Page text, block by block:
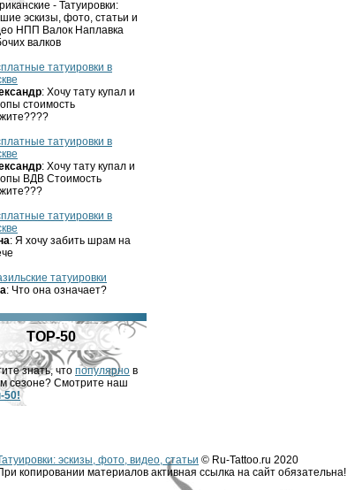
- Татуировки:
эскизы, фото, статьи и
НПП Валок Наплавка
валков
татуировки в
: Хочу тату купал и
стоимость
татуировки в
: Хочу тату купал и
ВДВ Стоимость
татуировки в
: Я хочу забить шрам на
татуировки
: Что она означает?
TOP-50
знать, что популярно в
сезоне? Смотрите наш
50!
эскизы, фото, видео, статьи © Ru-Tattoo.ru 2020
копировании материалов активная ссылка на сайт обязательна!